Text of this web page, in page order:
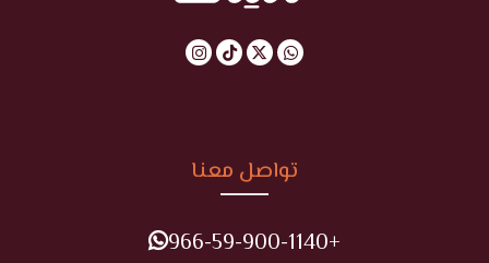
تواصل معنا
+966-59-900-1140